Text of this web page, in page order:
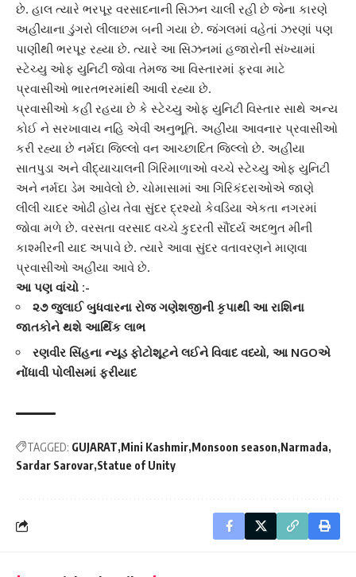
છે. હાલ ત્યારે ભરપૂર વરસાદનાની સિઝન ચાલી રહી છે જેના કારણે
અહીંયાના ડુંગરો લીલાછમ બની ગયા છે. જંગલમાં વહેતાં ઝરણાં પણ
પાણીથી ભરપૂર રહ્યા છે. ત્યારે આ સિઝનમાં હજારોની સંખ્યામાં
સ્ટેચ્યુ ઓફ યુનિટી જોવા તેમજ આ વિસ્તારમાં ફરવા માટે
પ્રવાસીઓ ભારતભરમાંથી આવી રહ્યા છે.
પ્રવાસીઓ કહી રહયા છે કે સ્ટેચ્યુ ઓફ યુનિટી વિસ્તાર સાથે અન્ય
કોઈ ને સરખાવાય નહિ એવી અનુભૂતિ. અહીંયા આવનાર પ્રવાસીઓ
કરી રહ્યા છે નર્મદા જિલ્લો વન આચ્છાદિત જિલ્લો છે. અહીંયા
સાતપુડા અને વીંદ્યાચાલની ગિરિમાળાઓ વચ્ચે સ્ટેચ્યુ ઓફ યુનિટી
અને નર્મદા ડેમ આવેલો છે. ચોમાસામાં આ ગિરિકંદરાઓએ જાણે
લીલી ચાદર ઓઢી હોય તેવા સુંદર દ્રશ્યો કેવડિયા એકતા નગરમાં
જોવા મળે છે. વરસતા વરસાદ વચ્ચે કુદરતી સૌંદર્ય અદભુત મીની
કાશ્મીરની યાદ અપાવે છે. ત્યારે આવા સુંદર વતાવરણને માણવા
પ્રવાસીઓ અહીંયા આવે છે.
આ પણ વાંચો :-
૨૭ જુલાઈ બુધવારના રોજ ગણેશજીની કૃપાથી આ રાશિના
જાતકોને થશે આર્થિક લાભ
રણવીર સિંહના ન્યૂડ ફોટોશૂટને લઈને વિવાદ વધ્યો, આ NGOએ
નોંધાવી પોલીસમાં ફરીયાદ
TAGGED: GUJARAT Mini Kashmir Monsoon season Narmada
Sardar Sarovar Statue of Unity